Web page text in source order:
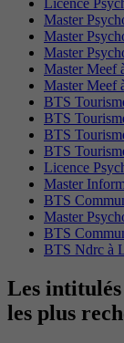
Licence
Master
Master
Master
Master Meef
Master Meef
BTS
BTS
BTS
BTS
Licence
Master
BTS
Master
BTS
BTS Ndrc à
Les
les plus